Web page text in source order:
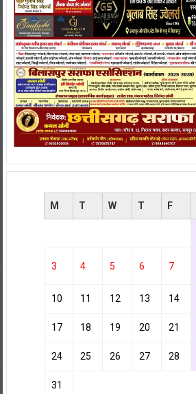
M T W T F
3 4 5 6 7
10 11 12 13 14
17 18 19 20 21
24 25 26 27 28
31